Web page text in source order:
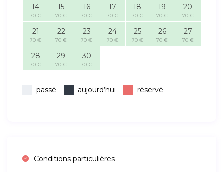
14
70 €
15
70 €
16
70 €
17
70 €
18
70 €
19
70 €
20
70 €
21
70 €
22
70 €
23
70 €
24
70 €
25
70 €
26
70 €
27
70 €
28
70 €
29
70 €
30
70 €
passé aujourd’hui réservé
Conditions particulières